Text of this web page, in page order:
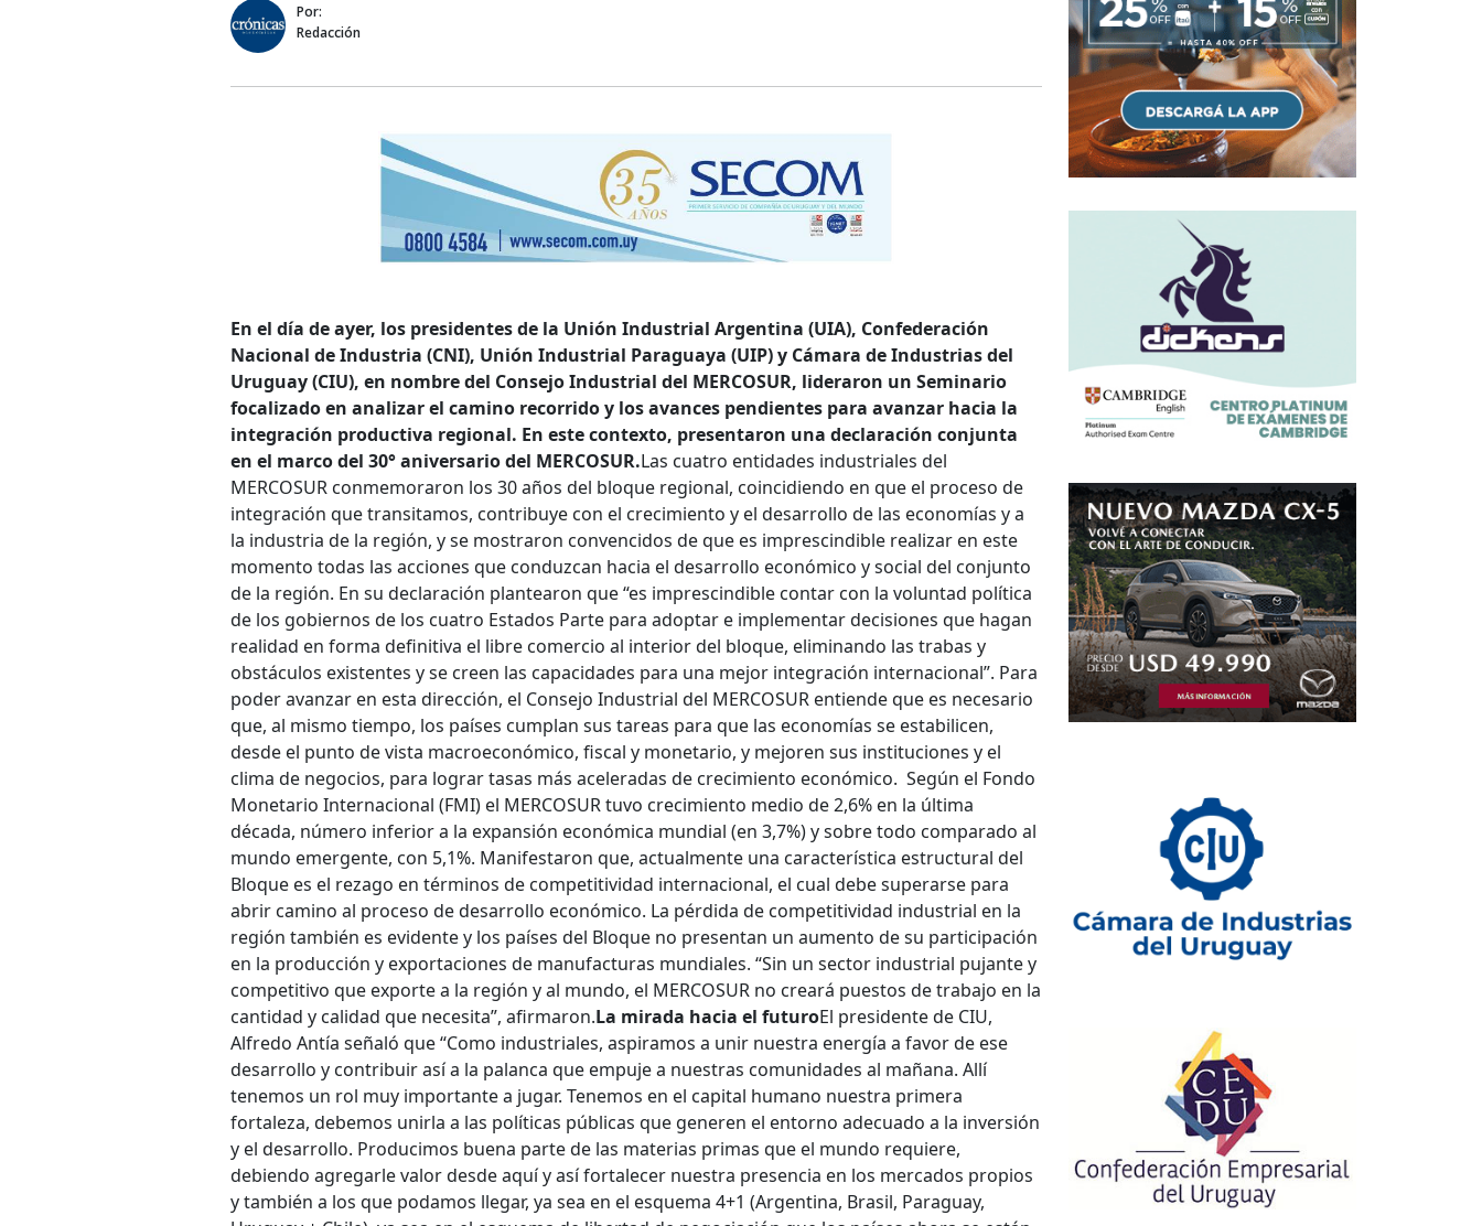
Por:
Redacción
En el día de ayer, los presidentes de la Unión Industrial Argentina (UIA), Confederación
Nacional de Industria (CNI), Unión Industrial Paraguaya (UIP) y Cámara de Industrias del
Uruguay (CIU), en nombre del Consejo Industrial del MERCOSUR, lideraron un Seminario
focalizado en analizar el camino recorrido y los avances pendientes para avanzar hacia la
integración productiva regional. En este contexto, presentaron una declaración conjunta
en el marco del 30° aniversario del MERCOSUR.Las cuatro entidades industriales del
MERCOSUR conmemoraron los 30 años del bloque regional, coincidiendo en que el proceso de
integración que transitamos, contribuye con el crecimiento y el desarrollo de las economías y a
la industria de la región, y se mostraron convencidos de que es imprescindible realizar en este
momento todas las acciones que conduzcan hacia el desarrollo económico y social del conjunto
de la región. En su declaración plantearon que “es imprescindible contar con la voluntad política
de los gobiernos de los cuatro Estados Parte para adoptar e implementar decisiones que hagan
realidad en forma definitiva el libre comercio al interior del bloque, eliminando las trabas y
obstáculos existentes y se creen las capacidades para una mejor integración internacional”. Para
poder avanzar en esta dirección, el Consejo Industrial del MERCOSUR entiende que es necesario
que, al mismo tiempo, los países cumplan sus tareas para que las economías se estabilicen,
desde el punto de vista macroeconómico, fiscal y monetario, y mejoren sus instituciones y el
clima de negocios, para lograr tasas más aceleradas de crecimiento económico. Según el Fondo
Monetario Internacional (FMI) el MERCOSUR tuvo crecimiento medio de 2,6% en la última
década, número inferior a la expansión económica mundial (en 3,7%) y sobre todo comparado al
mundo emergente, con 5,1%. Manifestaron que, actualmente una característica estructural del
Bloque es el rezago en términos de competitividad internacional, el cual debe superarse para
abrir camino al proceso de desarrollo económico. La pérdida de competitividad industrial en la
región también es evidente y los países del Bloque no presentan un aumento de su participación
en la producción y exportaciones de manufacturas mundiales. “Sin un sector industrial pujante y
competitivo que exporte a la región y al mundo, el MERCOSUR no creará puestos de trabajo en la
cantidad y calidad que necesita”, afirmaron.La mirada hacia el futuroEl presidente de CIU,
Alfredo Antía señaló que “Como industriales, aspiramos a unir nuestra energía a favor de ese
desarrollo y contribuir así a la palanca que empuje a nuestras comunidades al mañana. Allí
tenemos un rol muy importante a jugar. Tenemos en el capital humano nuestra primera
fortaleza, debemos unirla a las políticas públicas que generen el entorno adecuado a la inversión
y el desarrollo. Producimos buena parte de las materias primas que el mundo requiere,
debiendo agregarle valor desde aquí y así fortalecer nuestra presencia en los mercados propios
y también a los que podamos llegar, ya sea en el esquema 4+1 (Argentina, Brasil, Paraguay,